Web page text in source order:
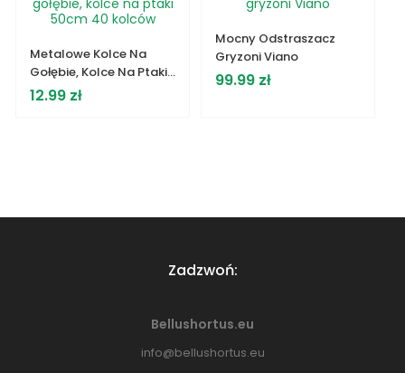
Metalowe Kolce Na
Gołębie, Kolce Na Ptaki
50cm 40 Kolców
Cena
12.99 zł
Mocny Odstraszacz
Gryzoni Viano
Cena
99.99 zł
Zadzwoń:
Bellushortus.eu
info@bellushortus.eu